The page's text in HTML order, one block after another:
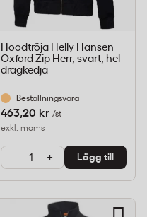
Hoodtröja Helly Hansen
Oxford Zip Herr, svart, hel
dragkedja
Beställningsvara
463,20 kr /st
exkl. moms
- + Lägg till